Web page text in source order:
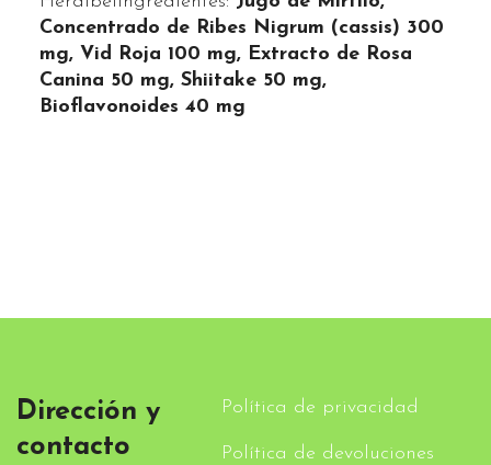
Concentrado de Ribes Nigrum (cassis) 300
mg, Vid Roja 100 mg, Extracto de Rosa
Canina 50 mg, Shiitake 50 mg,
Bioflavonoides 40 mg
Dirección y
contacto
Política de privacidad
Política de devoluciones